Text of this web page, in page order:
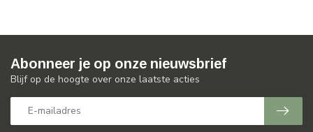
Abonneer je op onze nieuwsbrief
Blijf op de hoogte over onze laatste acties